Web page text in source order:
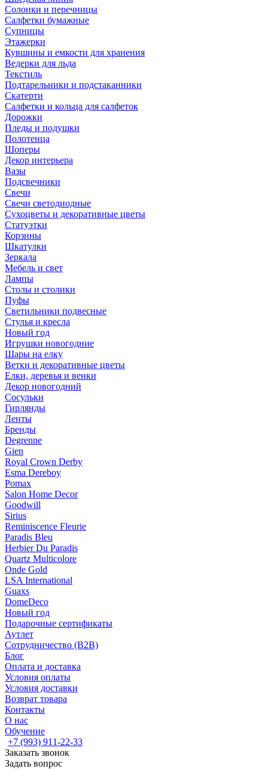
Солонки и перечницы
Салфетки бумажные
Супницы
Этажерки
Кувшины и емкости для хранения
Ведерки для льда
Текстиль
Подтарельники и подстаканники
Скатерти
Салфетки и кольца для салфеток
Дорожки
Пледы и подушки
Полотенца
Шоперы
Декор интерьера
Вазы
Подсвечники
Свечи
Свечи светодиодные
Сухоцветы и декоративные цветы
Статуэтки
Корзины
Шкатулки
Зеркала
Мебель и свет
Лампы
Столы и столики
Пуфы
Светильники подвесные
Стулья и кресла
Новый год
Игрушки новогодние
Шары на елку
Ветки и декоративные цветы
Елки, деревья и венки
Декор новогодний
Сосульки
Гирлянды
Ленты
Бренды
Degrenne
Gien
Royal Crown Derby
Esma Dereboy
Pomax
Salon Home Decor
Goodwill
Sirius
Reminiscence Fleurie
Paradis Bleu
Herbier Du Paradis
Quartz Multicolore
Onde Gold
LSA International
Guaxs
DomeDeco
Новый год
Подарочные сертификаты
Аутлет
Сотрудничество (B2B)
Блог
Оплата и доставка
Условия оплаты
Условия доставки
Возврат товара
Контакты
О нас
Обучение
+7 (993) 911-22-33
Заказать звонок
Задать вопрос